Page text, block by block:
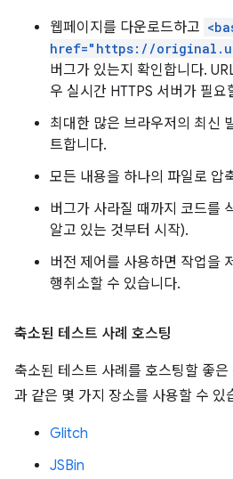
웹페이지를 다운로드하고
href="https://
버그가 있는지 확인합니다.
우 실시간 HTTPS 서버가 필요
최대한 많은 브라우저의 최신
트합니다.
모든 내용을 하나의 파일로 압
버그가 사라질 때까지 코드를
알고 있는 것부터 시작).
버전 제어를 사용하면 작업을
행취소할 수 있습니다.
축소된 테스트 사례 호스팅
축소된 테스트 사례를 호스팅할 좋
과 같은 몇 가지 장소를 사용할 수 있
Glitch
JSBin